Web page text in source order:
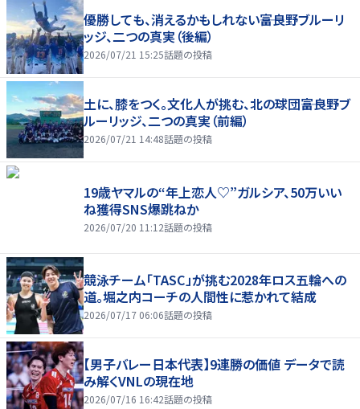
優勝しても、消えるかもしれない――富良野ブルーリ
ッジ、二つの真実（後編）
2026/07/21 15:25話題の投稿
土に、膝をつく。文化人が挑む、北の球団――富良野ブ
ルーリッジ、二つの真実（前編）
2026/07/21 14:48話題の投稿
19歳ヤマルの“年上恋人♡”ガルシア、50万いい
ね獲得SNS爆跳ねか
2026/07/20 11:12話題の投稿
競泳チーム「TASC」が挑む2028年ロス五輪への
道。堀之内コーチの人間性に惹かれて結成
2026/07/17 06:06話題の投稿
【男子バレー日本代表】9連勝の価値 データで読
み解くVNLの現在地
2026/07/16 16:42話題の投稿